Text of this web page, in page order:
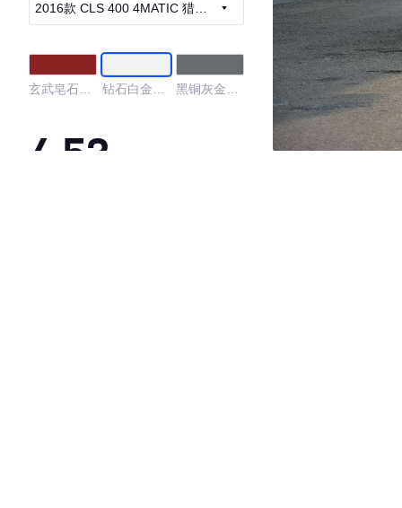
2016款 CLS 400 4MATIC 猎装
玄武皂石红
钻石白金属
黑铜灰金属
4.53